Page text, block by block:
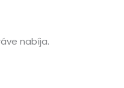
nabíja.